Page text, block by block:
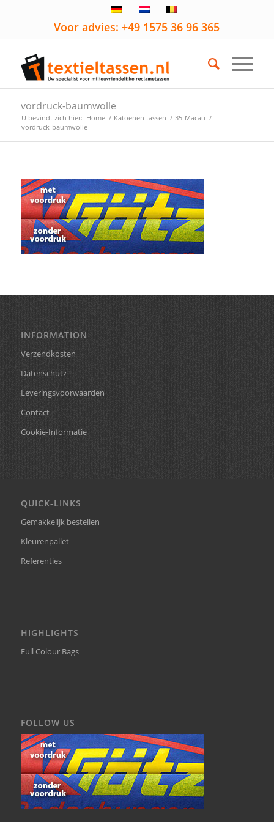
Voor advies: +49 1575 36 96 365
vordruck-baumwolle
U bevindt zich hier: Home / Katoenen tassen / 35-Macau /
vordruck-baumwolle
INFORMATION
Verzendkosten
Datenschutz
Leveringsvoorwaarden
Contact
Cookie-Informatie
QUICK-LINKS
Gemakkelijk bestellen
Kleurenpallet
Referenties
HIGHLIGHTS
Full Colour Bags
FOLLOW US